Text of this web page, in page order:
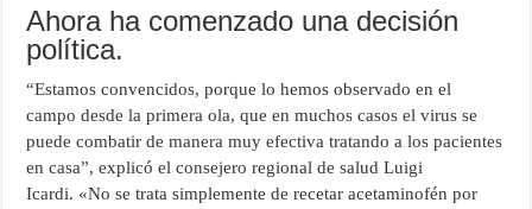
Ahora ha comenzado una decisión
política.
“Estamos convencidos, porque lo hemos observado en el
campo desde la primera ola, que en muchos casos el virus se
puede combatir de manera muy efectiva tratando a los pacientes
en casa”, explicó el consejero regional de salud Luigi
Icardi. «No se trata simplemente de recetar acetaminofén por